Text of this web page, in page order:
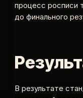
процесс росписи
до финального
В результате